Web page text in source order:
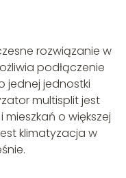
rozwiązanie w
podłączenie
jednej jednostki
multisplit jest
o większej
klimatyzacja w